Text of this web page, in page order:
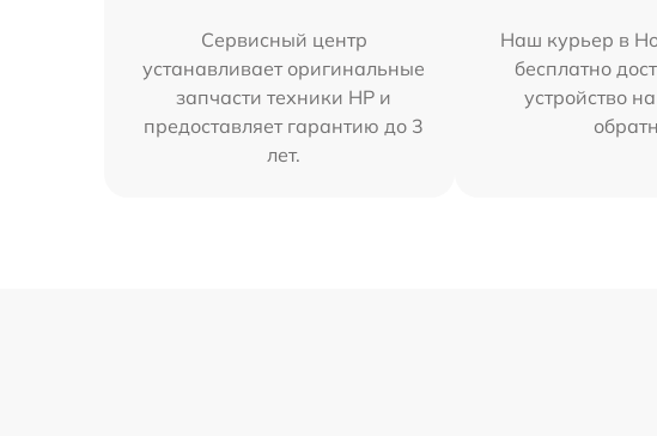
Сервисный центр
устанавливает оригинальные
запчасти техники HP и
предоставляет гарантию до 3
лет.
Наш курьер в
бесплатно
устройство